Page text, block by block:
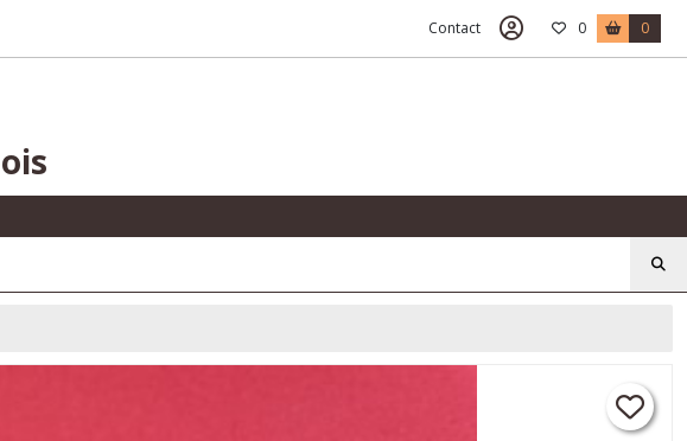
Contact 0 0